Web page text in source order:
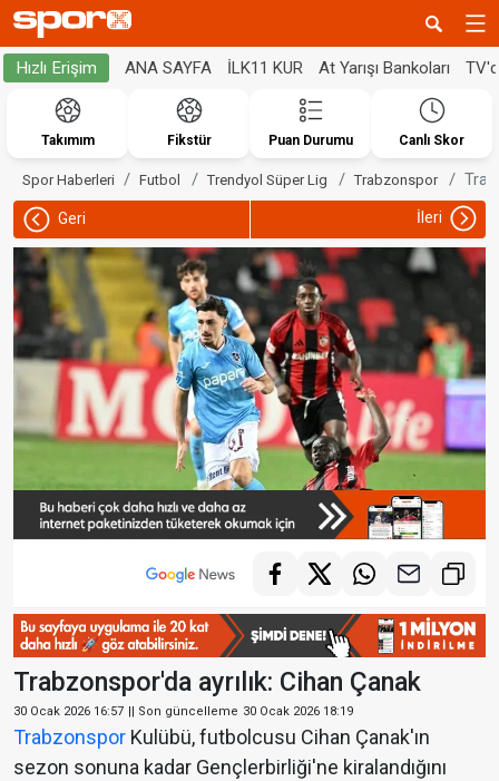
Hızlı Erişim ANA SAYFA İLK11 KUR At Yarışı Bankoları
Takımım Fikstür Puan Durumu Canlı Skor
Spor Haberleri Futbol Trendyol Süper Lig Trabzonspor
Geri İleri
Trabzonspor'da ayrılık: Cihan Çanak
30 Ocak 2026 16:57 || Son güncelleme 30 Ocak 2026 18:19
Trabzonspor Kulübü, futbolcusu Cihan Çanak'ın
sezon sonuna kadar Gençlerbirliği'ne kiralandığını